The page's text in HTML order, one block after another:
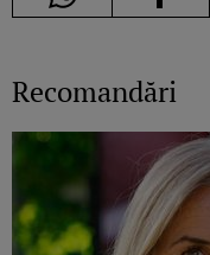
Recomandări